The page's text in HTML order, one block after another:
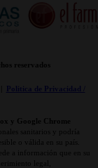
reservados
Politica de Privacidad /
y Google Chrome
sanitarios y podría
o válida en su país.
a información que en su
legal,